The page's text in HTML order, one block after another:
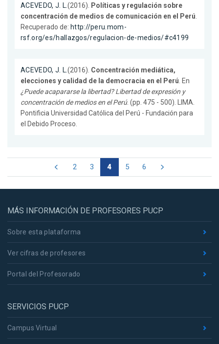
ACEVEDO, J. L.(2016). Políticas y regulación sobre
concentración de medios de comunicación en el Perú.
Recuperado de: http://peru.mom-
rsf.org/es/hallazgos/regulacion-de-medios/#c4199
ACEVEDO, J. L.(2016). Concentración mediática,
elecciones y calidad de la democracia en el Perú. En
¿Puede acapararse la libertad? Libertad de expresión y
concentración de medios en el Perú. (pp. 475 - 500). LIMA.
Pontificia Universidad Católica del Perú - Fundación para
el Debido Proceso.
2 3 4 5 6
MÁS INFORMACIÓN DE PROFESORES PUCP
Sobre esta plataforma
Ver cifras de profesores
Portal del Profesorado
SERVICIOS PUCP
Campus Virtual